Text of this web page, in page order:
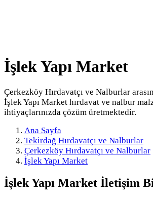
İşlek Yapı Market
Çerkezköy Hırdavatçı ve Nalburlar
İşlek Yapı Market hırdavat ve nalbur
ihtiyaçlarınızda çözüm üretmektedir.
Ana Sayfa
Tekirdağ Hırdavatçı ve Nalburlar
Çerkezköy Hırdavatçı ve Nalburlar
İşlek Yapı Market
İşlek Yapı Market İletişim